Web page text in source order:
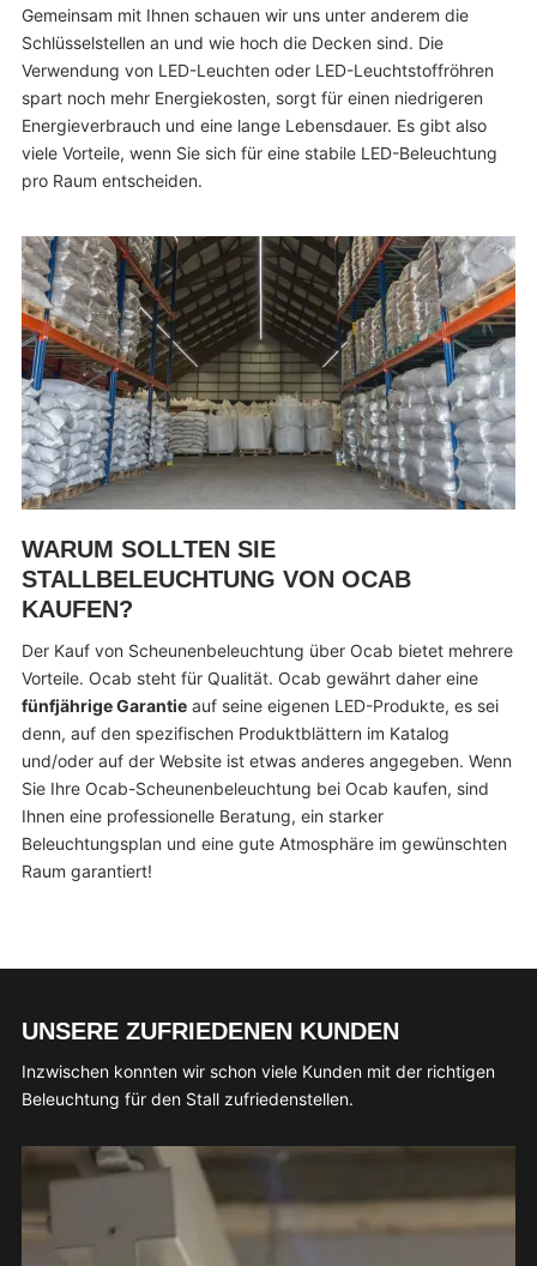
Gemeinsam mit Ihnen schauen wir uns unter anderem die
Schlüsselstellen an und wie hoch die Decken sind. Die
Verwendung von LED-Leuchten oder LED-Leuchtstoffröhren
spart noch mehr Energiekosten, sorgt für einen niedrigeren
Energieverbrauch und eine lange Lebensdauer. Es gibt also
viele Vorteile, wenn Sie sich für eine stabile LED-Beleuchtung
pro Raum entscheiden.
WARUM SOLLTEN SIE
STALLBELEUCHTUNG VON OCAB
KAUFEN?
Der Kauf von Scheunenbeleuchtung über Ocab bietet mehrere
Vorteile. Ocab steht für Qualität. Ocab gewährt daher eine
fünfjährige Garantieauf seine eigenen LED-Produkte, es sei
denn, auf den spezifischen Produktblättern im Katalog
und/oder auf der Website ist etwas anderes angegeben. Wenn
Sie Ihre Ocab-Scheunenbeleuchtung bei Ocab kaufen, sind
Ihnen eine professionelle Beratung, ein starker
Beleuchtungsplan und eine gute Atmosphäre im gewünschten
Raum garantiert!
UNSERE ZUFRIEDENEN KUNDEN
Inzwischen konnten wir schon viele Kunden mit der richtigen
Beleuchtung für den Stall zufriedenstellen.